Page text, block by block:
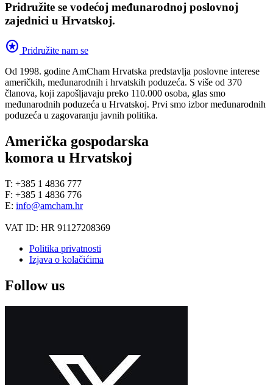
Pridružite se vodećoj međunarodnoj poslovnoj
zajednici u Hrvatskoj.
stars Pridružite nam se
Od 1998. godine AmCham Hrvatska predstavlja poslovne interese
američkih, međunarodnih i hrvatskih poduzeća. S više od 370
članova, koji zapošljavaju preko 110.000 osoba, glas smo
međunarodnih poduzeća u Hrvatskoj. Prvi smo izbor međunarodnih
poduzeća u zagovaranju javnih politika.
Američka gospodarska
komora u Hrvatskoj
T: +385 1 4836 777
F: +385 1 4836 776
E: info@amcham.hr
VAT ID: HR 91127208369
Politika privatnosti
Izjava o kolačićima
Follow us